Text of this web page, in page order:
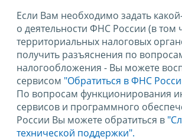
Если Вам необходимо задать
о деятельности ФНС России (в том
территориальных налоговых
получить разъяснения по
налогообложения - Вы можете
сервисом "Обратиться в ФНС
По вопросам функционирования
сервисов и программного
России Вы можете обратиться в
технической поддержки".